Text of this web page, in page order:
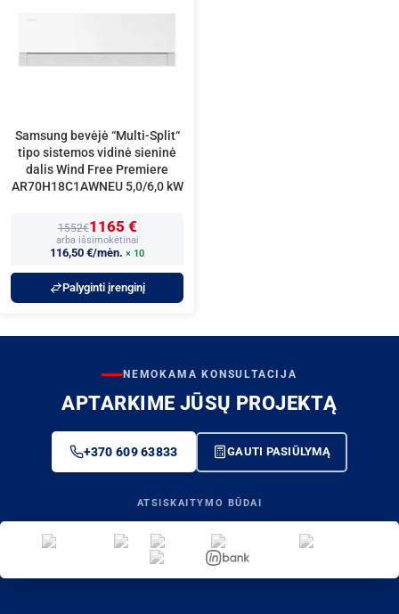
Samsung bevėjė “Multi-Split“
tipo sistemos vidinė sieninė
dalis Wind Free Premiere
AR70H18C1AWNEU 5,0/6,0 kW
1552€1165 €
arba išsimokėtinai
116,50 €/mėn. × 10
Palyginti įrenginį
NEMOKAMA KONSULTACIJA
APTARKIME JŪSŲ PROJEKTĄ
+370 609 63833 GAUTI PASIŪLYMĄ
ATSISKAITYMO BŪDAI